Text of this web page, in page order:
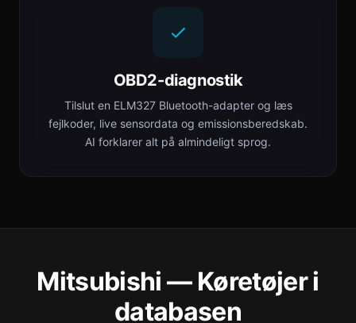
OBD2-diagnostik
Tilslut en ELM327 Bluetooth-adapter og læs
fejlkoder, live sensordata og emissionsberedskab.
AI forklarer alt på almindeligt sprog.
Mitsubishi — Køretøjer i
databasen